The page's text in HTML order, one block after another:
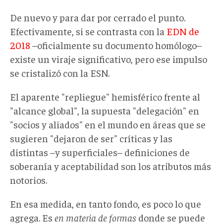
De nuevo y para dar por cerrado el punto.
Efectivamente, si se contrasta con la EDN de
2018 –oficialmente su documento homólogo–
existe un viraje significativo, pero ese impulso
se cristalizó con la ESN.
El aparente "repliegue" hemisférico frente al
"alcance global", la supuesta "delegación" en
"socios y aliados" en el mundo en áreas que se
sugieren "dejaron de ser" críticas y las
distintas –y superficiales– definiciones de
soberanía y aceptabilidad son los atributos más
notorios.
En esa medida, en tanto fondo, es poco lo que
agrega. Es en materia de formas donde se puede